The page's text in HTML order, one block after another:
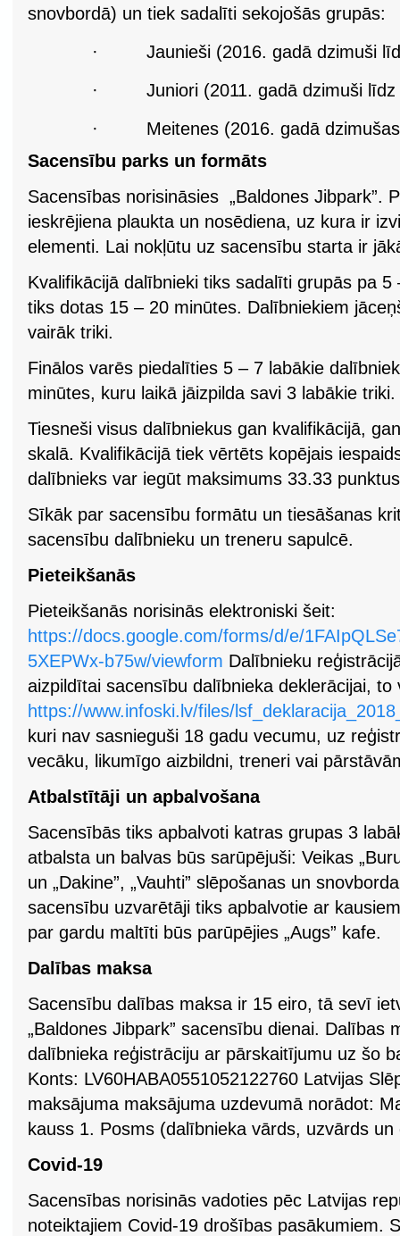
snovbordā) un tiek sadalīti sekojošās grupās:
· Jaunieši (2016. gadā dzimuši
· Juniori (2011. gadā dzimuši
· Meitenes (2016. gadā
Sacensību parks un formāts
Sacensības norisināsies „Baldones Jibpark”.
ieskrējiena plaukta un nosēdiena, uz kura ir
elementi. Lai nokļūtu uz sacensību starta ir
Kvalifikācijā dalībnieki tiks sadalīti grupās pa
tiks dotas 15 – 20 minūtes. Dalībniekiem
vairāk triki.
Finālos varēs piedalīties 5 – 7 labākie
minūtes, kuru laikā jāizpilda savi 3 labākie triki.
Tiesneši visus dalībniekus gan kvalifikācijā,
skalā. Kvalifikācijā tiek vērtēts kopējais
dalībnieks var iegūt maksimums 33.33
Sīkāk par sacensību formātu un tiesāšanas
sacensību dalībnieku un treneru sapulcē.
Pieteikšanās
Pieteikšanās norisinās elektroniski šeit:
https://docs.google.com/forms/d/e/
5XEPWx-b75w/viewform Dalībnieku
aizpildītai sacensību dalībnieka deklerācijai, to
https://www.infoski.lv/files/
kuri nav sasnieguši 18 gadu vecumu, uz
vecāku, likumīgo aizbildni, treneri vai
Atbalstītāji un apbalvošana
Sacensībās tiks apbalvoti katras grupas 3
atbalsta un balvas būs sarūpējuši: Veikas
un „Dakine”, „Vauhti” slēpošanas un
sacensību uzvarētāji tiks apbalvotie ar
par gardu maltīti būs parūpējies „Augs” kafe.
Dalības maksa
Sacensību dalības maksa ir 15 eiro, tā sevī
„Baldones Jibpark” sacensību dienai. Dalības
dalībnieka reģistrāciju ar pārskaitījumu uz šo
Konts: LV60HABA0551052122760 Latvijas
maksājuma maksājuma uzdevumā norādot:
kauss 1. Posms (dalībnieka vārds, uzvārds
Covid-19
Sacensības norisinās vadoties pēc Latvijas
noteiktajiem Covid-19 drošības pasākumiem.